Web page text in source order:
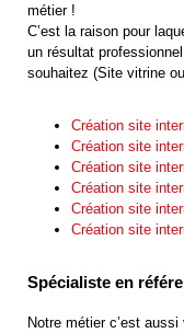
métier !
C’est la raison pour
un résultat
souhaitez (Site vitrine
Création site
Création site
Création site
Création site
Création site
Création site
Spécialiste en
Notre métier c’est